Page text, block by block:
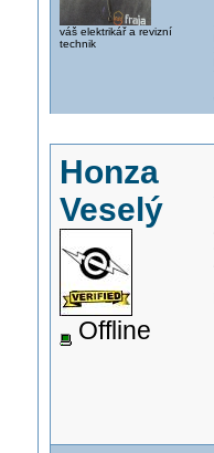
váš elektrikář a revizní
technik
Honza
Veselý
Offline